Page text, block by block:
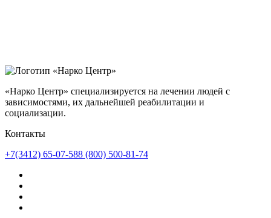
«Нарко Центр» специализируется на лечении людей с
зависимостями, их дальнейшей реабилитации и
социализации.
Контакты
+7(3412) 65-07-588 (800) 500-81-74